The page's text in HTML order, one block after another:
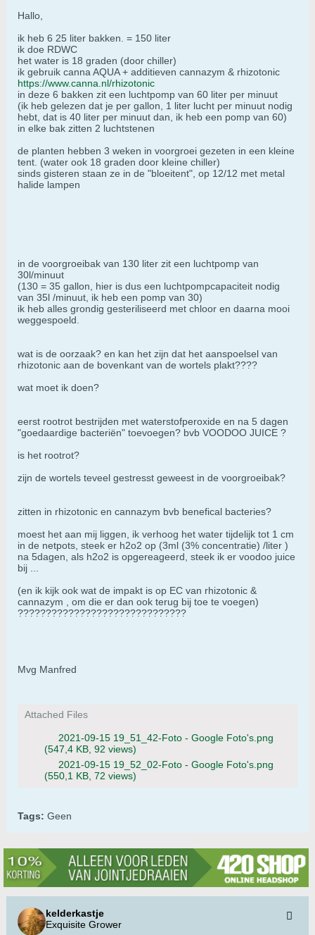
Hallo,
ik heb 6 25 liter bakken. = 150 liter
ik doe RDWC
het water is 18 graden (door chiller)
ik gebruik canna AQUA + additieven cannazym & rhizotonic
https://www.canna.nl/rhizotonic
in deze 6 bakken zit een luchtpomp van 60 liter per minuut
(ik heb gelezen dat je per gallon, 1 liter lucht per minuut nodig
hebt, dat is 40 liter per minuut dan, ik heb een pomp van 60)
in elke bak zitten 2 luchtstenen
de planten hebben 3 weken in voorgroei gezeten in een kleine
tent. (water ook 18 graden door kleine chiller)
sinds gisteren staan ze in de "bloeitent", op 12/12 met metal
halide lampen
in de voorgroeibak van 130 liter zit een luchtpomp van
30l/minuut
(130 = 35 gallon, hier is dus een luchtpompcapaciteit nodig
van 35l /minuut, ik heb een pomp van 30)
ik heb alles grondig gesteriliseerd met chloor en daarna mooi
weggespoeld.
wat is de oorzaak? en kan het zijn dat het aanspoelsel van
rhizotonic aan de bovenkant van de wortels plakt????
wat moet ik doen?
eerst rootrot bestrijden met waterstofperoxide en na 5 dagen
"goedaardige bacteriën" toevoegen? bvb VOODOO JUICE ?
is het rootrot?
zijn de wortels teveel gestresst geweest in de voorgroeibak?
zitten in rhizotonic en cannazym bvb benefical bacteries?
moest het aan mij liggen, ik verhoog het water tijdelijk tot 1 cm
in de netpots, steek er h2o2 op (3ml (3% concentratie) /liter )
na 5dagen, als h2o2 is opgereageerd, steek ik er voodoo juice
bij ...
(en ik kijk ook wat de impakt is op EC van rhizotonic &
cannazym , om die er dan ook terug bij toe te voegen)
??????????????????????????????
Mvg Manfred
Attached Files
2021-09-15 19_51_42-Foto - Google Foto's.png
(547,4 KB, 92 views)
2021-09-15 19_52_02-Foto - Google Foto's.png
(550,1 KB, 72 views)
Tags: Geen
kelderkastje
Exquisite Grower